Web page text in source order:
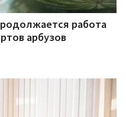
работа
арбузов